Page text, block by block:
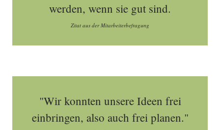
werden, wenn sie gut sind.
Zitat aus der Mitarbeiterbefragung
"Wir konnten unsere Ideen frei
einbringen, also auch frei planen."